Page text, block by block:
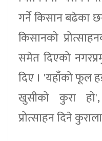
गर्ने किसान बढेका
किसानको
समेत दिएको
दिए । 'यहाँको फूल
खुसीको कुरा
प्रोत्साहन दिने